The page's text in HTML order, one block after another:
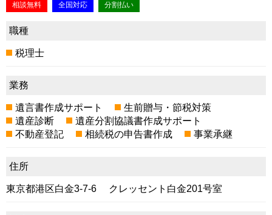
相談無料 全国対応 分割払い
職種
税理士
業務
遺言書作成サポート
生前贈与・節税対策
遺産診断
遺産分割協議書作成サポート
不動産登記
相続税の申告書作成 事業承継
住所
東京都港区白金3-7-6 クレッセント白金201号室